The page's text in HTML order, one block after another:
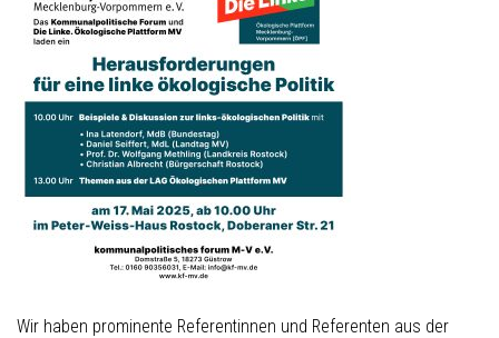
Wir haben prominente Referentinnen und Referenten aus der